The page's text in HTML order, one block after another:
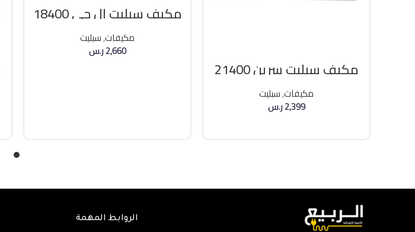
مكيف سبليت سرين 21400 وحده بارد
مكيفات,سبليت
2,399ر.س
مكيف سبليت ال جي 18400 وحده بارد
مكيفات,سبليت
2,660ر.س
الروابط المهمة